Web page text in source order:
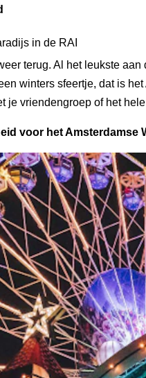
in de RAI
terug. Al het leukste
winters sfeertje, dat is
je vriendengroep of het
voor het Amsterdamse